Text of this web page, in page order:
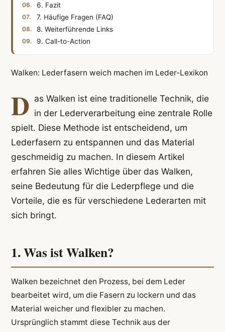
6. Fazit
7. Häufige Fragen (FAQ)
8. Weiterführende Links
9. Call-to-Action
Walken: Lederfasern weich machen im Leder-Lexikon
D as Walken ist eine traditionelle Technik, die
in der Lederverarbeitung eine zentrale Rolle
spielt. Diese Methode ist entscheidend, um
Lederfasern zu entspannen und das Material
geschmeidig zu machen. In diesem Artikel
erfahren Sie alles Wichtige über das Walken,
seine Bedeutung für die Lederpflege und die
Vorteile, die es für verschiedene Lederarten mit
sich bringt.
1. Was ist Walken?
Walken bezeichnet den Prozess, bei dem Leder
bearbeitet wird, um die Fasern zu lockern und das
Material weicher und flexibler zu machen.
Ursprünglich stammt diese Technik aus der